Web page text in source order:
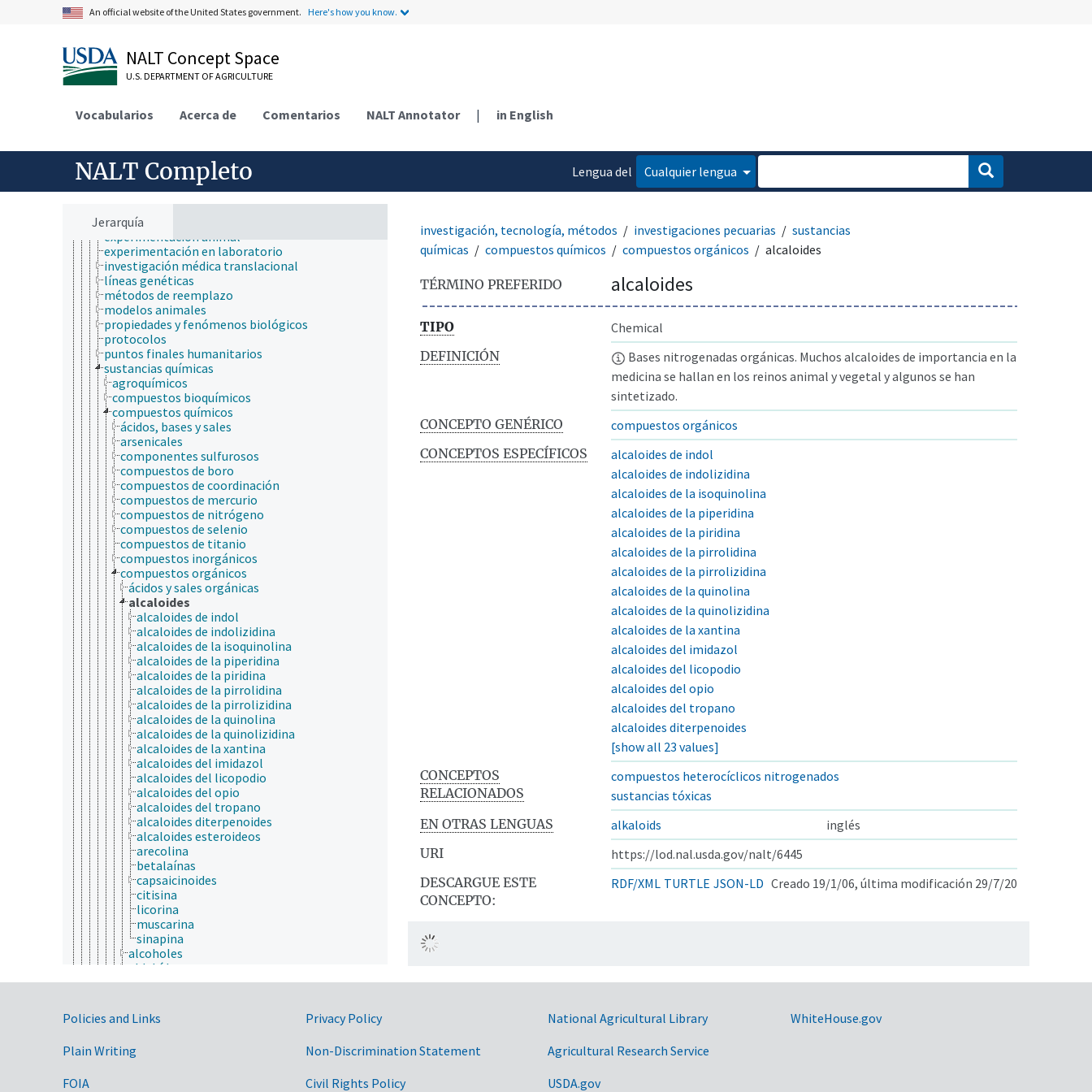
An official website of the United States government. Here's how you know.
NALT Concept Space
U.S. DEPARTMENT OF AGRICULTURE
Vocabularios Acerca de Comentarios NALT Annotator | in English
NALT Completo
Lengua del
Cualquier lengua
Jerarquía
investigación biomédica
investigación educativa
investigación empírica
investigación interdisciplinaria
investigación oficial
investigación privada
investigación y desarrollo
investigaciones pecuarias
anticuerpos
cepas
diseño experimental
ética
experimentación animal
experimentación en laboratorio
investigación médica translacional
líneas genéticas
métodos de reemplazo
modelos animales
propiedades y fenómenos biológicos
protocolos
puntos finales humanitarios
sustancias químicas
agroquímicos
compuestos bioquímicos
compuestos químicos
ácidos, bases y sales
arsenicales
componentes sulfurosos
compuestos de boro
compuestos de coordinación
compuestos de mercurio
compuestos de nitrógeno
compuestos de selenio
compuestos de titanio
compuestos inorgánicos
compuestos orgánicos
ácidos y sales orgánicas
alcaloides
alcaloides de indol
alcaloides de indolizidina
alcaloides de la isoquinolina
alcaloides de la piperidina
alcaloides de la piridina
alcaloides de la pirrolidina
alcaloides de la pirrolizidina
alcaloides de la quinolina
alcaloides de la quinolizidina
alcaloides de la xantina
alcaloides del imidazol
alcaloides del licopodio
alcaloides del opio
alcaloides del tropano
alcaloides diterpenoides
alcaloides esteroideos
arecolina
betalaínas
capsaicinoides
citisina
licorina
muscarina
sinapina
alcoholes
aldehídos
alquitrán mineral
bases de Schiff
carbenos
cetonas
investigación, tecnología, métodos investigaciones pecuarias
sustancias
químicas
compuestos químicos compuestos orgánicos alcaloides
TÉRMINO PREFERIDO alcaloides
TIPO
Chemical
DEFINICIÓN
Bases nitrogenadas orgánicas. Muchos alcaloides de importancia en la
medicina se hallan en los reinos animal y vegetal y algunos se han
sintetizado.
CONCEPTO GENÉRICO
compuestos orgánicos
CONCEPTOS ESPECÍFICOS
alcaloides de indol
alcaloides de indolizidina
alcaloides de la isoquinolina
alcaloides de la piperidina
alcaloides de la piridina
alcaloides de la pirrolidina
alcaloides de la pirrolizidina
alcaloides de la quinolina
alcaloides de la quinolizidina
alcaloides de la xantina
alcaloides del imidazol
alcaloides del licopodio
alcaloides del opio
alcaloides del tropano
alcaloides diterpenoides
[show all 23 values]
CONCEPTOS
RELACIONADOS
compuestos heterocíclicos nitrogenados
sustancias tóxicas
EN OTRAS LENGUAS
alkaloids
inglés
URI
https://lod.nal.usda.gov/nalt/6445
DESCARGUE ESTE
CONCEPTO:
RDF/XML TURTLE JSON-LD Creado 19/1/06, última modificación 29/7/20
Government Links
Policies and Links
Plain Writing
FOIA
Privacy Policy
Non-Discrimination Statement
Civil Rights Policy
National Agricultural Library
Agricultural Research Service
USDA.gov
WhiteHouse.gov